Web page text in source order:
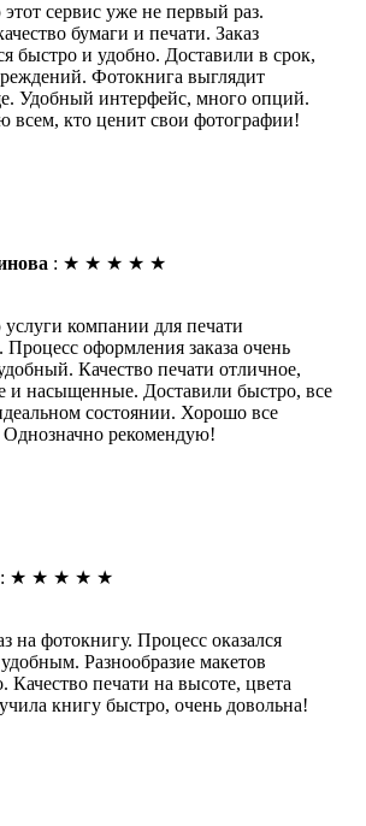
сервис уже не первый раз.
бумаги и печати. Заказ
быстро и удобно. Доставили в срок,
Фотокнига выглядит
Удобный интерфейс, много опций.
всем, кто ценит свои фотографии!
: ★ ★ ★ ★ ★
компании для печати
оформления заказа очень
Качество печати отличное,
и насыщенные. Доставили быстро, все
состоянии. Хорошо все
Однозначно рекомендую!
: ★ ★ ★ ★ ★
на фотокнигу. Процесс оказался
Разнообразие макетов
Качество печати на высоте, цвета
книгу быстро, очень довольна!